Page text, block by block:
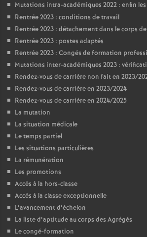
Mutations intra-académiques 2022 : enfin
Rentrée 2023 : conditions de travail
Rentrée 2023 : détachement dans le corps
Rentrée 2023 : postes adaptés
Rentrée 2023 : Congés de formation
Mutations inter-académiques 2023 :
Rendez-vous de carrière non fait en 2023/
Rendez-vous de carrière en 2023/2024
Rendez-vous de carrière en 2024/2025
La mutation
La situation médicale
Le temps partiel
Les situations particulières
La rémunération
Les promotions
Accès à la hors-classe
Accès à la classe exceptionnelle
L’avancement d’échelon
La liste d’aptitude au corps des Agrégés
Le congé-formation